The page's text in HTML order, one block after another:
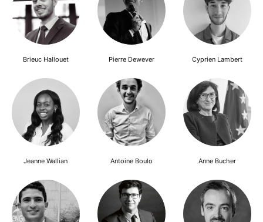
Brieuc Hallouet Pierre Dewever Cyprien Lambert
Jeanne Wallian Antoine Boulo Anne Bucher